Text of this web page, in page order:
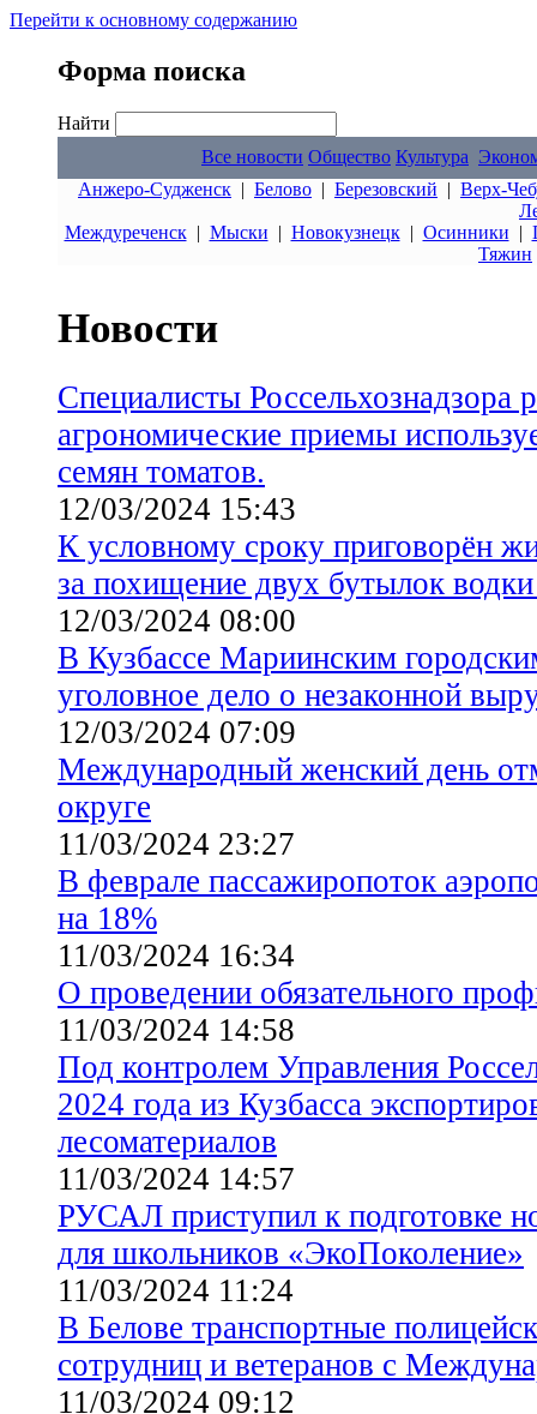
Перейти к основному содержанию
Форма поиска
Найти
Все новости Общество Культура
Анжеро-Судженск | Белово | Березовский | Верх-
Междуреченск| Мыски | Новокузнецк| Осинники |
Тяжин
Новости
Специалисты Россельхознадзора
агрономические приемы
семян томатов.
12/03/2024 15:43
К условному сроку приговорён
за похищение двух бутылок водки
12/03/2024 08:00
В Кузбассе Мариинским
уголовное дело о незаконной
12/03/2024 07:09
Международный женский день
округе
11/03/2024 23:27
В феврале пассажиропоток
на 18%
11/03/2024 16:34
О проведении обязательного
11/03/2024 14:58
Под контролем Управления
2024 года из Кузбасса
лесоматериалов
11/03/2024 14:57
РУСАЛ приступил к подготовке
для школьников «ЭкоПоколение»
11/03/2024 11:24
В Белове транспортные
сотрудниц и ветеранов с
11/03/2024 09:12